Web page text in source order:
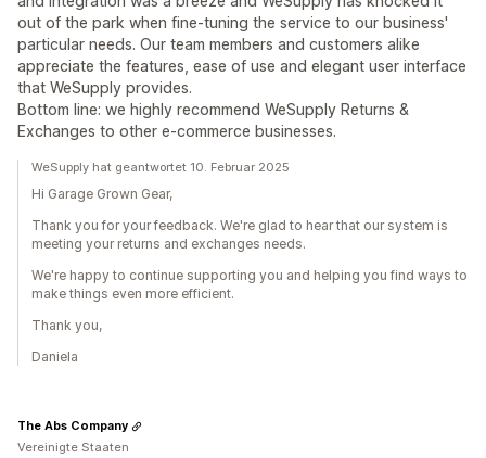
out of the park when fine-tuning the service to our business'
particular needs. Our team members and customers alike
appreciate the features, ease of use and elegant user interface
that WeSupply provides.
Bottom line: we highly recommend WeSupply Returns &
Exchanges to other e-commerce businesses.
WeSupply hat geantwortet 10. Februar 2025
Hi Garage Grown Gear,
Thank you for your feedback. We're glad to hear that our system is
meeting your returns and exchanges needs.
We're happy to continue supporting you and helping you find ways to
make things even more efficient.
Thank you,
Daniela
The Abs Company
Vereinigte Staaten